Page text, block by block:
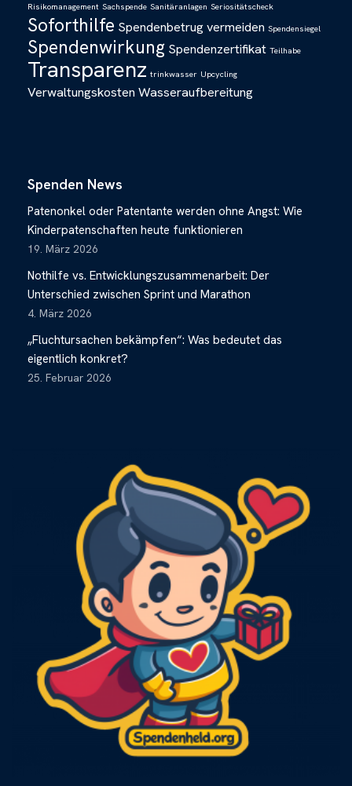
Risikomanagement Sachspende Sanitäranlagen Seriositätscheck
Soforthilfe Spendenbetrug vermeiden Spendensiegel
Spendenwirkung Spendenzertifikat Teilhabe
Transparenz trinkwasser Upcycling
Verwaltungskosten Wasseraufbereitung
Spenden News
Patenonkel oder Patentante werden ohne Angst: Wie
Kinderpatenschaften heute funktionieren
19. März 2026
Nothilfe vs. Entwicklungszusammenarbeit: Der
Unterschied zwischen Sprint und Marathon
4. März 2026
„Fluchtursachen bekämpfen“: Was bedeutet das
eigentlich konkret?
25. Februar 2026